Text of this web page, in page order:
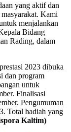
yang aktif dan
Kami
menjalankan
Bidang
Rading, dalam
2023 dibuka
dan program
untuk
Finalisasi
Pengumuman
Total hadiah yang
Kaltim)